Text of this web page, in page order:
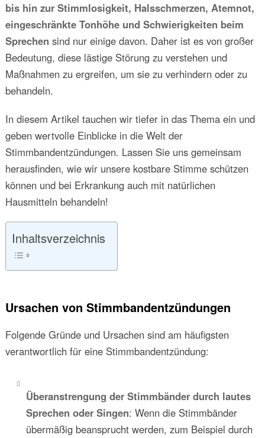
bis hin zur Stimmlosigkeit, Halsschmerzen, Atemnot,
eingeschränkte Tonhöhe und Schwierigkeiten beim
Sprechen sind nur einige davon. Daher ist es von großer
Bedeutung, diese lästige Störung zu verstehen und
Maßnahmen zu ergreifen, um sie zu verhindern oder zu
behandeln.
In diesem Artikel tauchen wir tiefer in das Thema ein und
geben wertvolle Einblicke in die Welt der
Stimmbandentzündungen. Lassen Sie uns gemeinsam
herausfinden, wie wir unsere kostbare Stimme schützen
können und bei Erkrankung auch mit natürlichen
Hausmitteln behandeln!
Inhaltsverzeichnis
Ursachen von Stimmbandentzündungen
Folgende Gründe und Ursachen sind am häufigsten
verantwortlich für eine Stimmbandentzündung:
Überanstrengung der Stimmbänder durch lautes
Sprechen oder Singen: Wenn die Stimmbänder
übermäßig beansprucht werden, zum Beispiel durch